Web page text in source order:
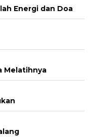
Energi dan Doa
Melatihnya